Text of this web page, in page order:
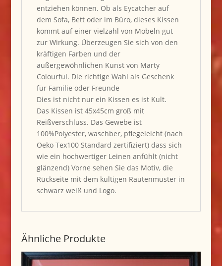
entziehen können. Ob als Eycatcher auf
dem Sofa, Bett oder im Büro, dieses Kissen
kommt auf einer vielzahl von Möbeln gut
zur Wirkung. Überzeugen Sie sich von den
kräftigen Farben und der
außergewöhnlichen Kunst von Marty
Colourful. Die richtige Wahl als Geschenk
für Familie oder Freunde
Dies ist nicht nur ein Kissen es ist Kult.
Das Kissen ist 45x45cm groß mit
Reißverschluss. Das Gewebe ist
100%Polyester, waschber, pflegeleicht (nach
Oeko Tex100 Standard zertifiziert) dass sich
wie ein hochwertiger Leinen anfühlt (nicht
glänzend) Vorne sehen Sie das Motiv, die
Rückseite mit dem kultigen Rautenmuster in
schwarz weiß und Logo.
Ähnliche Produkte